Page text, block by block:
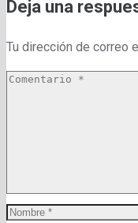
Deja una
Tu dirección de correo